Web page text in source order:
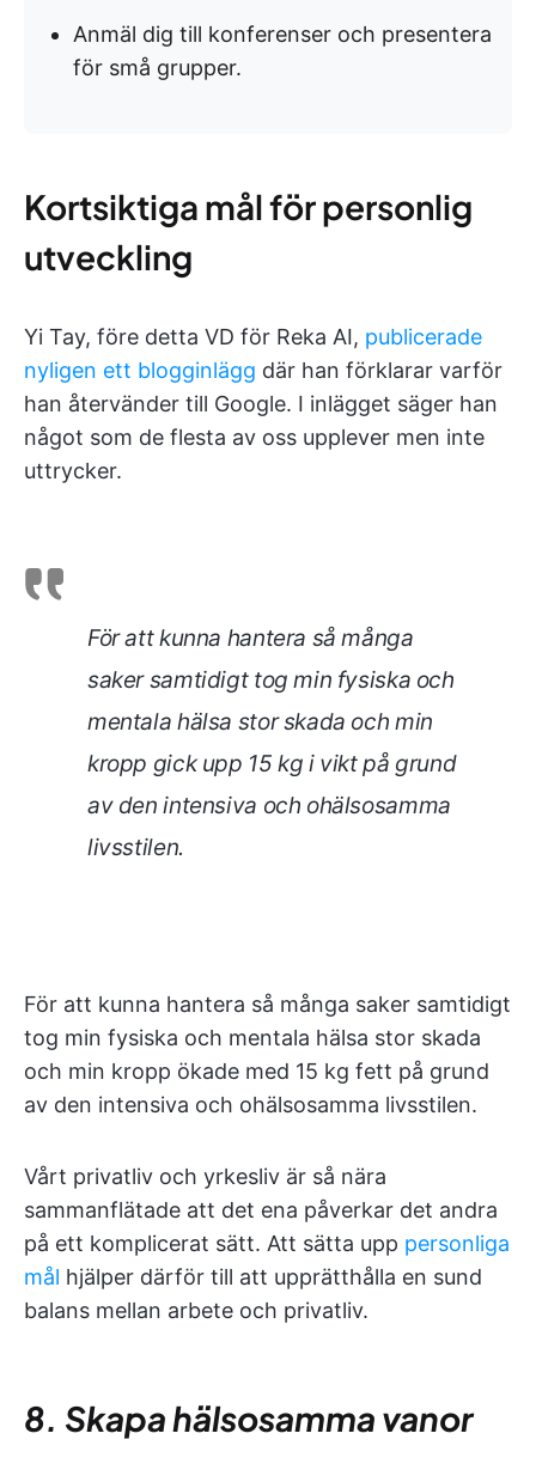
Anmäl dig till konferenser och presentera
för små grupper.
Kortsiktiga mål för personlig
utveckling
Yi Tay, före detta VD för Reka AI, publicerade
nyligen ett blogginlägg där han förklarar varför
han återvänder till Google. I inlägget säger han
något som de flesta av oss upplever men inte
uttrycker.
För att kunna hantera så många
saker samtidigt tog min fysiska och
mentala hälsa stor skada och min
kropp gick upp 15 kg i vikt på grund
av den intensiva och ohälsosamma
livsstilen.
För att kunna hantera så många saker samtidigt
tog min fysiska och mentala hälsa stor skada
och min kropp ökade med 15 kg fett på grund
av den intensiva och ohälsosamma livsstilen.
Vårt privatliv och yrkesliv är så nära
sammanflätade att det ena påverkar det andra
på ett komplicerat sätt. Att sätta upp personliga
mål hjälper därför till att upprätthålla en sund
balans mellan arbete och privatliv.
8. Skapa hälsosamma vanor